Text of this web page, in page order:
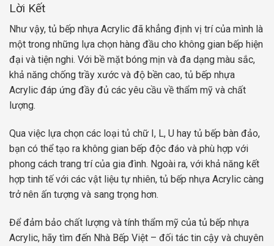
Lời Kết
Như vậy, tủ bếp nhựa Acrylic đã khẳng định vị trí của mình là
một trong những lựa chọn hàng đầu cho không gian bếp hiện
đại và tiện nghi. Với bề mặt bóng mịn và đa dạng màu sắc,
khả năng chống trầy xước và độ bền cao, tủ bếp nhựa
Acrylic đáp ứng đầy đủ các yêu cầu về thẩm mỹ và chất
lượng.
Qua việc lựa chọn các loại tủ chữ I, L, U hay tủ bếp bàn đảo,
bạn có thể tạo ra không gian bếp độc đáo và phù hợp với
phong cách trang trí của gia đình. Ngoài ra, với khả năng kết
hợp tinh tế với các vật liệu tự nhiên, tủ bếp nhựa Acrylic càng
trở nên ấn tượng và sang trọng hơn.
Để đảm bảo chất lượng và tính thẩm mỹ của tủ bếp nhựa
Acrylic, hãy tìm đến Nhà Bếp Việt – đối tác tin cậy và chuyên